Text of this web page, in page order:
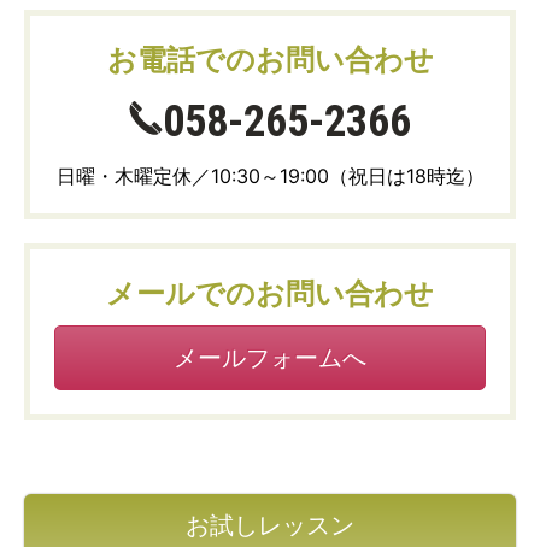
お電話でのお問い合わせ
058-265-2366
日曜・木曜定休／10:30～19:00（祝日は18時迄）
メールでのお問い合わせ
メールフォームへ
お試しレッスン